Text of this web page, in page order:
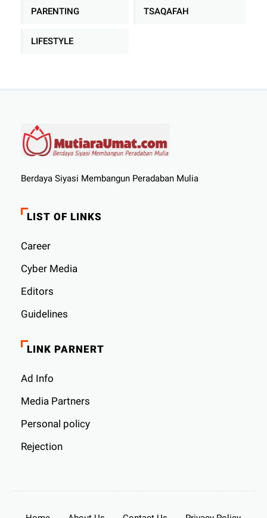
PARENTING TSAQAFAH
LIFESTYLE
Berdaya Siyasi Membangun Peradaban Mulia
LIST OF LINKS
Career
Cyber ​​Media
Editors
Guidelines
LINK PARNERT
Ad Info
Media Partners
Personal policy
Rejection